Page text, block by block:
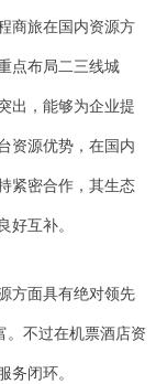
商旅在国内资源方
点布局二三线城
出，能够为企业提
资源优势，在国内
紧密合作，其生态
互补。
方面具有绝对领先
不过在机票酒店资
闭环。